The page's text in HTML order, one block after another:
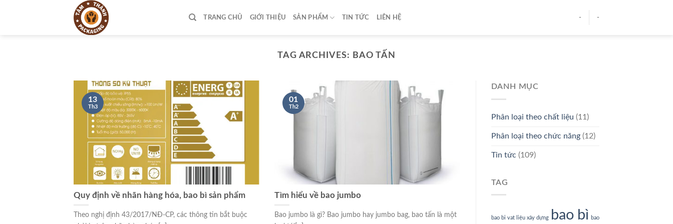
TRANG CHỦ GIỚI THIỆU SẢN PHẨM TIN TỨC LIÊN HỆ - -
TAG ARCHIVES: BAO TẤN
Quy định về nhãn hàng hóa, bao bì sản phẩm
Theo nghị định 43/2017/NĐ-CP, các thông tin bắt buộc
13
Th3
Tìm hiểu về bao jumbo
Bao jumbo là gì? Bao jumbo hay jumbo bag, bao tấn là một
01
Th2
DANH MỤC
Phân loại theo chất liệu (11)
Phân loại theo chức năng(12)
Tin tức (109)
TAG
bao bi vat liệu xây dựng bao bì bao